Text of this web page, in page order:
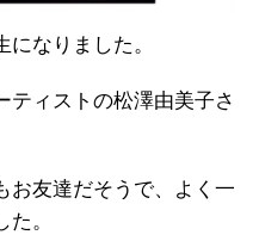
なりました。
ティストの松澤由美子さ
お友達だそうで、よく一
。